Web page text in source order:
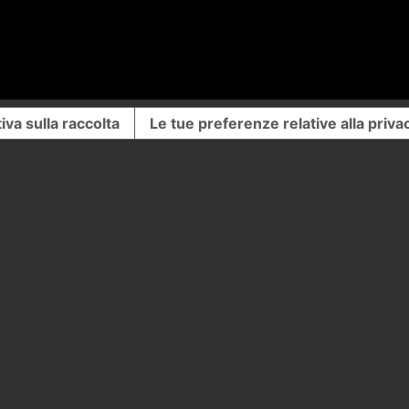
sulla raccolta Le tue preferenze relative alla